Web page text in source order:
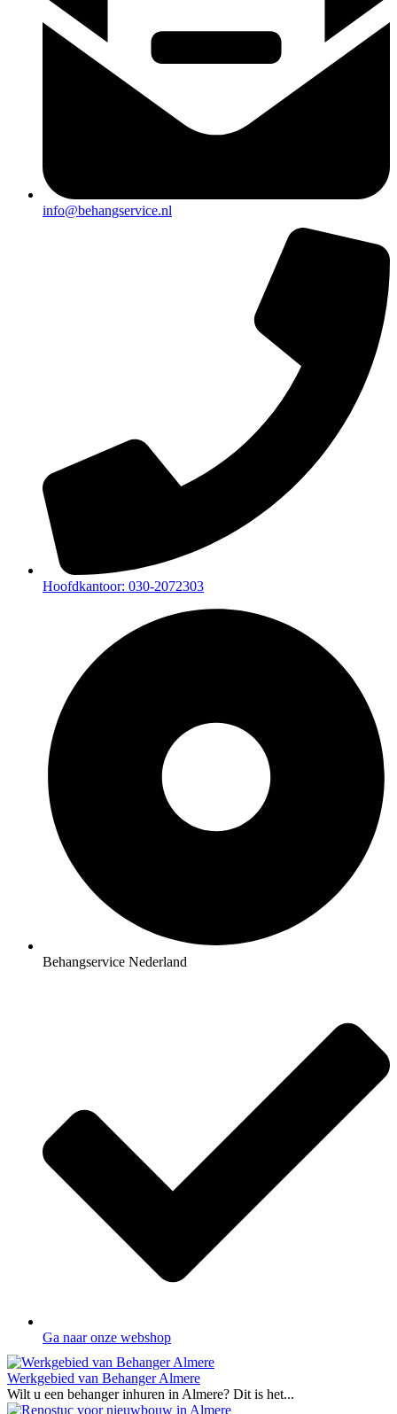
info@behangservice.nl
Hoofdkantoor: 030-2072303
Behangservice Nederland
Ga naar onze webshop
Werkgebied van Behanger Almere
Wilt u een behanger inhuren in Almere? Dit is het...